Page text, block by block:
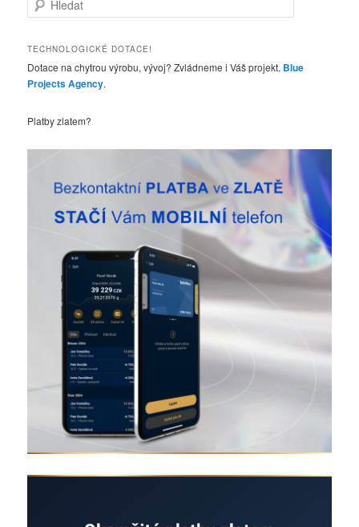
l
d
t
TECHNOLOGICKÉ DOTACE!
Dotace na chytrou výrobu, vývoj? Zvládneme i Váš projekt. Blue
Projects Agency.
Platby zlatem?